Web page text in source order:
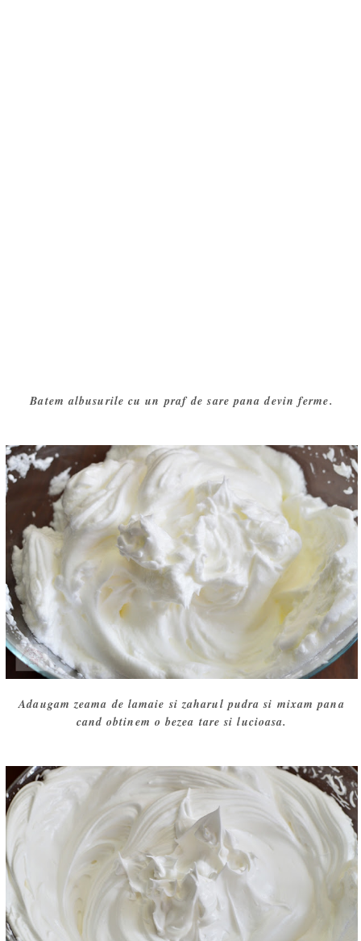
Batem albusurile cu un praf de sare pana devin ferme.
Adaugam zeama de lamaie si zaharul pudra si mixam pana
cand obtinem o bezea tare si lucioasa.